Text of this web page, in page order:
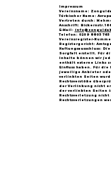
Impressum
Vereinsname:
Türkischer Name:
Vertreten durch:
Anschrift:
E-Mail:
Telefon: 0209 8805 765
Vereinsregister-
Registergericht:
Haftungsausschluss:
Sorgfalt erstellt. Für
Inhalte können wir
enthält externe Links
Einfluss haben. Für
jeweilige Anbieter
verlinkten Seiten
Rechtsverstöße
der Verlinkung nicht
der verlinkten Seiten
Rechtsverletzung
Rechtsverletzungen